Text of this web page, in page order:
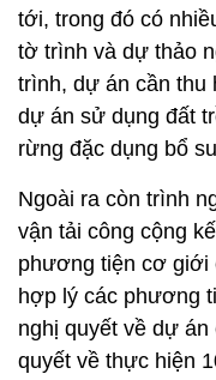
tới, trong đó có
tờ trình và dự thảo
trình, dự án cần thu
dự án sử dụng đất
rừng đặc dụng bổ
Ngoài ra còn trình
vận tải công cộng
phương tiện cơ giới
hợp lý các phương
nghị quyết về dự
quyết về thực hiện